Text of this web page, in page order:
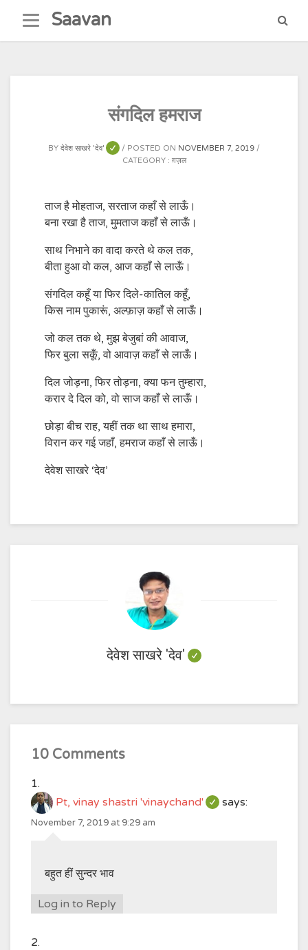
content
Saavan
संगदिल हमराज
BY देवेश साखरे 'देव' POSTED ON NOVEMBER 7, 2019
CATEGORY : ग़ज़ल
ताज है मोहताज, सरताज कहाँ से लाऊँ।
बना रखा है ताज, मुमताज कहाँ से लाऊँ।
साथ निभाने का वादा करते थे कल तक,
बीता हुआ वो कल, आज कहाँ से लाऊँ।
संगदिल कहूँ या फिर दिले-कातिल कहूँ,
किस नाम पुकारूं, अल्फ़ाज़ कहाँ से लाऊँ।
जो कल तक थे, मुझ बेजुबां की आवाज,
फिर बुला सकूँ, वो आवाज़ कहाँ से लाऊँ।
दिल जोड़ना, फिर तोड़ना, क्या फन तुम्हारा,
करार दे दिल को, वो साज कहाँ से लाऊँ।
छोड़ा बीच राह, यहीं तक था साथ हमारा,
विरान कर गई जहाँ, हमराज कहाँ से लाऊँ।
देवेश साखरे ‘देव’
देवेश साखरे 'देव'
10 Comments
Pt, vinay shastri 'vinaychand' says:
November 7, 2019 at 9:29 am
बहुत हीं सुन्दर भाव
Log in to Reply